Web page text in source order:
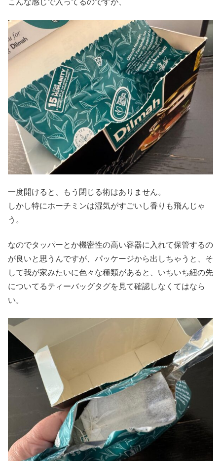
こんな感じで入ってるのですが、
一度開けると、もう閉じる術はありません。
しかし特にホーチミンは湿気がすごいし香りも飛んじゃ
う。
なのでタッパーとか機密性の高い容器に入れて保管するの
が良いと思うんですが、パッケージから出しちゃうと、そ
して我が家みたいに色々な種類があると、いちいち紐の先
についてるティーバッグタグを見て確認しなくてはなら
い。